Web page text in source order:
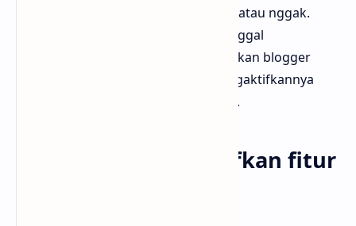
diaktifkan ada efek ke tampilan blog atau nggak.
Kalau kamu merasa nggak cocok, tinggal
nonaktifkan. Tapi sejauh ini, kebanyakan blogger
yang udah nyobain justru tetap mengaktifkannya
karena memang terbukti membantu.
Ada risiko mengaktifkan fitur